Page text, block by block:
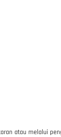
atau melalui